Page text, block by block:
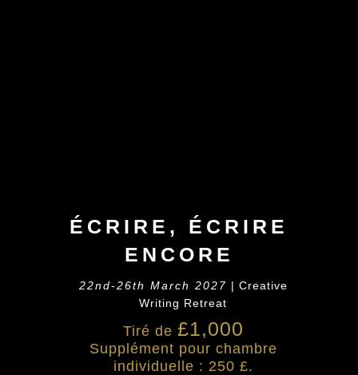
ÉCRIRE, ÉCRIRE
ENCORE
22nd-26th March 2027 | Creative
Writing Retreat
Tiré de £1,000
Supplément pour chambre
individuelle : 250 £.